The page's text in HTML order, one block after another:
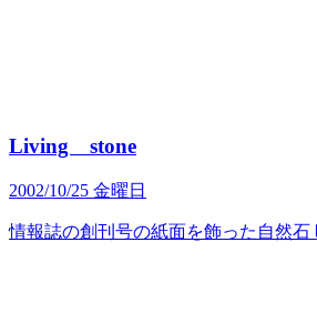
Living stone
2002/10/25 金曜日
情報誌の創刊号の紙面を飾った自然石